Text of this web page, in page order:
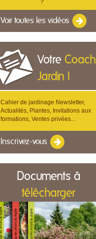
Voir toutes les vidéos
Votre Coach
Jardin !
Cahier de jardinage Newsletter,
Actualités, Plantes, Invitations aux
formations, Ventes privées...
Inscrivez-vous
Documents à
télécharger